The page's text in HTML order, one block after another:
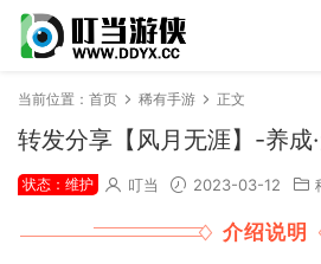
当前位置： 首页 稀有手游 正文
转发分享【风月无涯】-养成
状态：维护 叮当 2023-03-12
介绍说明